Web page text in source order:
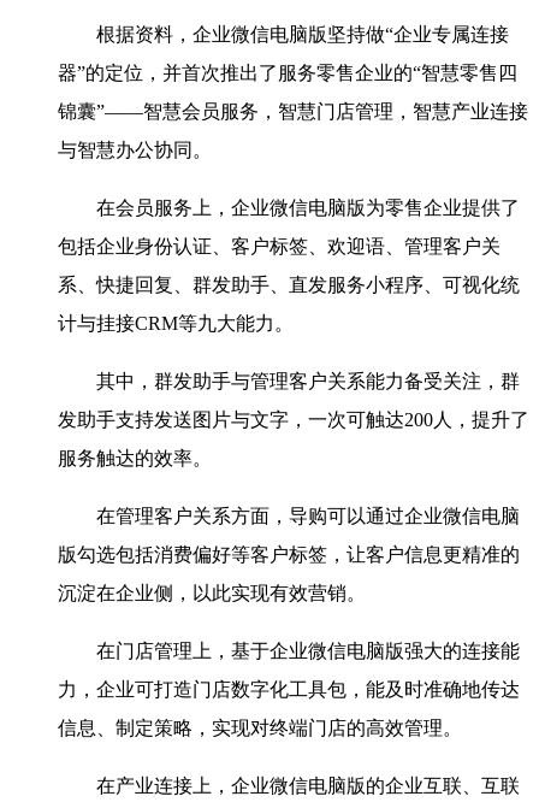
根据资料，企业微信电脑版坚持做“企业专属连接
器”的定位，并首次推出了服务零售企业的“智慧零售四
锦囊”——智慧会员服务，智慧门店管理，智慧产业连接
与智慧办公协同。
在会员服务上，企业微信电脑版为零售企业提供了
包括企业身份认证、客户标签、欢迎语、管理客户关
系、快捷回复、群发助手、直发服务小程序、可视化统
计与挂接CRM等九大能力。
其中，群发助手与管理客户关系能力备受关注，群
发助手支持发送图片与文字，一次可触达200人，提升了
服务触达的效率。
在管理客户关系方面，导购可以通过企业微信电脑
版勾选包括消费偏好等客户标签，让客户信息更精准的
沉淀在企业侧，以此实现有效营销。
在门店管理上，基于企业微信电脑版强大的连接能
力，企业可打造门店数字化工具包，能及时准确地传达
信息、制定策略，实现对终端门店的高效管理。
在产业连接上，企业微信电脑版的企业互联、互联